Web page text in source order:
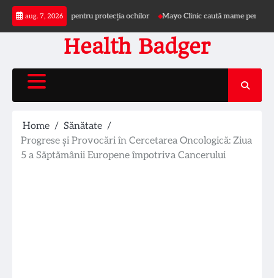
Skip
content
aug. 7, 2026
și pălărie pentru protecția ochilor Mayo Clinic caută mame pentru studiu
Health Badger
Home
Sănătate
Progrese și Provocări în Cercetarea Oncologică: Ziua
5 a Săptămânii Europene împotriva Cancerului